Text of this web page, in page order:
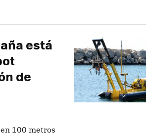
está
de
100 metros